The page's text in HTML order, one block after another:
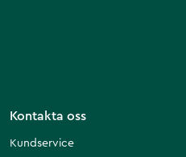
Kontakta oss
Kundservice